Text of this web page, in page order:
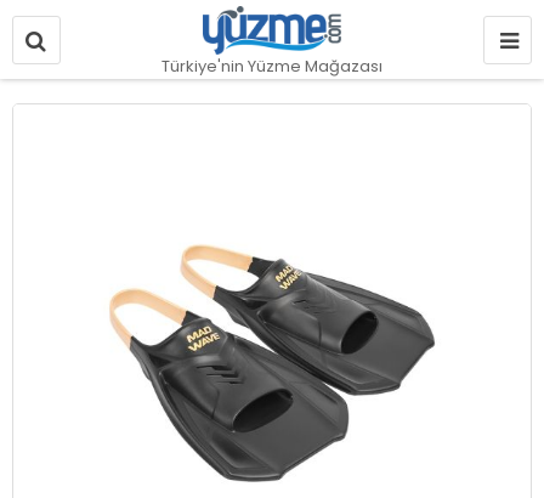
Türkiye'nin Yüzme Mağazası
Resim